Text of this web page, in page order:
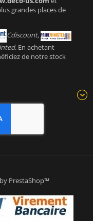
grandes places de
Cdiscount,
. En achetant
de notre stock
PrestaShop™